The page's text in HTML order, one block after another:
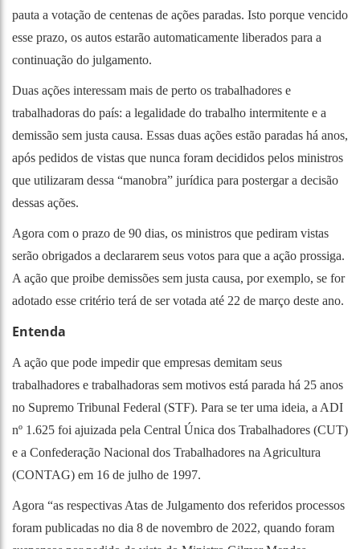
pauta a votação de centenas de ações paradas. Isto porque vencido
esse prazo, os autos estarão automaticamente liberados para a
continuação do julgamento.
Duas ações interessam mais de perto os trabalhadores e
trabalhadoras do país: a legalidade do trabalho intermitente e a
demissão sem justa causa. Essas duas ações estão paradas há anos,
após pedidos de vistas que nunca foram decididos pelos ministros
que utilizaram dessa “manobra” jurídica para postergar a decisão
dessas ações.
Agora com o prazo de 90 dias, os ministros que pediram vistas
serão obrigados a declararem seus votos para que a ação prossiga.
A ação que proibe demissões sem justa causa, por exemplo, se for
adotado esse critério terá de ser votada até 22 de março deste ano.
Entenda
A ação que pode impedir que empresas demitam seus
trabalhadores e trabalhadoras sem motivos está parada há 25 anos
no Supremo Tribunal Federal (STF). Para se ter uma ideia, a ADI
nº 1.625 foi ajuizada pela Central Única dos Trabalhadores (CUT)
e a Confederação Nacional dos Trabalhadores na Agricultura
(CONTAG) em 16 de julho de 1997.
Agora “as respectivas Atas de Julgamento dos referidos processos
foram publicadas no dia 8 de novembro de 2022, quando foram